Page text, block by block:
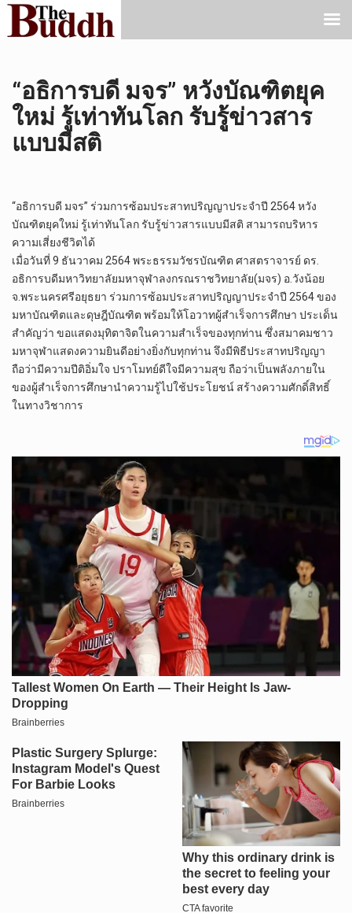
“อธิการบดี มจร” หวังบัณฑิตยุค
ใหม่ รู้เท่าทันโลก รับรู้ข่าวสาร
แบบมีสติ
“อธิการบดี มจร” ร่วมการซ้อมประสาทปริญญาประจำปี 2564 หวัง
บัณฑิตยุคใหม่ รู้เท่าทันโลก รับรู้ข่าวสารแบบมีสติ สามารถบริหาร
ความเสี่ยงชีวิตได้
เมื่อวันที่ 9 ธันวาคม 2564 พระธรรมวัชรบัณฑิต ศาสตราจารย์ ดร.
อธิการบดีมหาวิทยาลัยมหาจุฬาลงกรณราชวิทยาลัย(มจร) อ.วังน้อย
จ.พระนครศรีอยุธยา ร่วมการซ้อมประสาทปริญญาประจำปี 2564 ของ
มหาบัณฑิตและดุษฎีบัณฑิต พร้อมให้โอวาทผู้สำเร็จการศึกษา ประเด็น
สำคัญว่า ขอแสดงมุทิตาจิตในความสำเร็จของทุกท่าน ซึ่งสมาคมชาว
มหาจุฬาแสดงความยินดีอย่างยิ่งกับทุกท่าน จึงมีพิธีประสาทปริญญา
ถือว่ามีความปีติอิ่มใจ ปราโมทย์ดีใจมีความสุข ถือว่าเป็นพลังภายใน
ของผู้สำเร็จการศึกษานำความรู้ไปใช้ประโยชน์ สร้างความศักดิ์สิทธิ์
ในทางวิชาการ